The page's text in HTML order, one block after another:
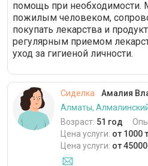
помощь при необходимости.
пожилым человеком,
покупать лекарства и
регулярным приемом
уход за гигиеной личности.
Сиделка
Амалия
Алматы,
Возраст: 51 год
Цена услуги: от 1000
Цена услуги: от